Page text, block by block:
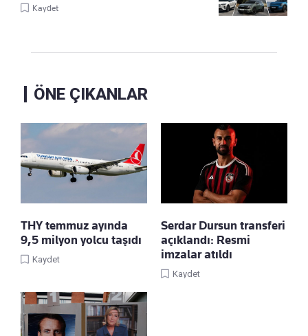
Kaydet
ÖNE ÇIKANLAR
THY temmuz ayında
9,5 milyon yolcu taşıdı
Kaydet
Serdar Dursun transferi
açıklandı: Resmi
imzalar atıldı
Kaydet